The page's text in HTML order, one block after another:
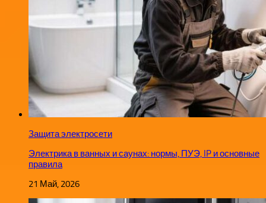
Защита электросети
Электрика в ванных и саунах: нормы, ПУЭ, IP и основные
правила
21 Май, 2026